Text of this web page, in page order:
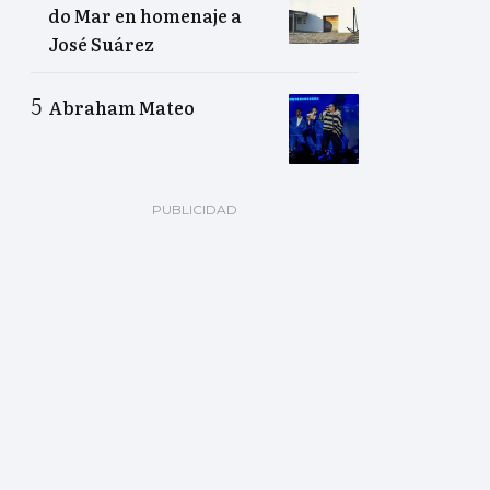
do Mar en homenaje a
José Suárez
Abraham Mateo